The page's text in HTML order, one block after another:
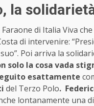
la
di Italia Viva
di intervenire:
Poi arriva la
solo la cosa vada
esattamente
del Terzo Polo.
lontanamente una